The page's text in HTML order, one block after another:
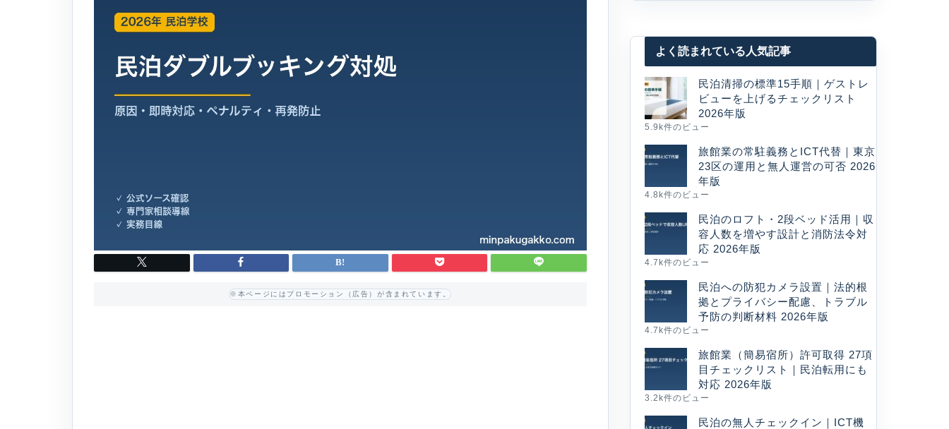
※本ページにはプロモーション（広告）が含まれています。
よく読まれている人気記事
民泊清掃の標準15手順｜ゲストレ
ビューを上げるチェックリスト
2026年版
5.9k件のビュー
旅館業の常駐義務とICT代替｜東京
23区の運用と無人運営の可否 2026
年版
4.8k件のビュー
民泊のロフト・2段ベッド活用｜収
容人数を増やす設計と消防法令対
応 2026年版
4.7k件のビュー
民泊への防犯カメラ設置｜法的根
拠とプライバシー配慮、トラブル
予防の判断材料 2026年版
4.7k件のビュー
旅館業（簡易宿所）許可取得 27項
目チェックリスト｜民泊転用にも
対応 2026年版
3.2k件のビュー
民泊の無人チェックイン｜ICT機